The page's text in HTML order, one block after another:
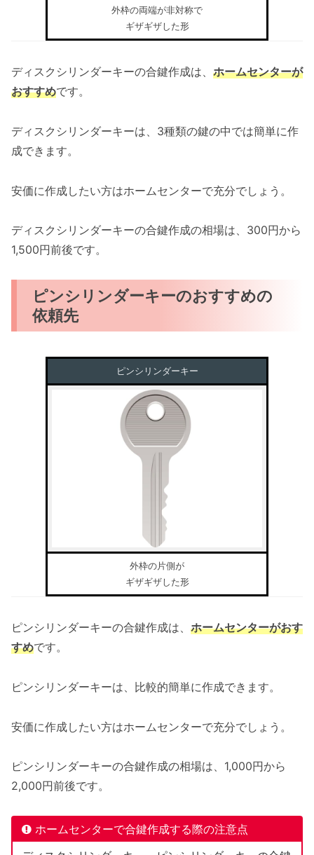
外枠の両端が非対称で
ギザギザした形
ディスクシリンダーキーの合鍵作成は、 ホームセンターが
おすすめです。
ディスクシリンダーキーは、3種類の鍵の中では簡単に作
成できます。
安価に作成したい方はホームセンターで充分でしょう。
ディスクシリンダーキーの合鍵作成の相場は、300円から
1,500円前後です。
ピンシリンダーキーのおすすめの
依頼先
ピンシリンダーキー
外枠の片側が
ギザギザした形
ピンシリンダーキーの合鍵作成は、 ホームセンターがおす
すめです。
ピンシリンダーキーは、比較的簡単に作成できます。
安価に作成したい方はホームセンターで充分でしょう。
ピンシリンダーキーの合鍵作成の相場は、1,000円から
2,000円前後です。
ホームセンターで合鍵作成する際の注意点